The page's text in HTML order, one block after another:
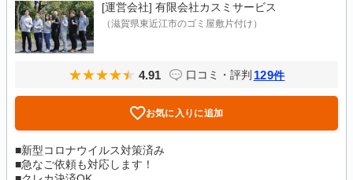
[運営会社] 有限会社カスミサービス
（滋賀県東近江市のゴミ屋敷片付け）
4.91 口コミ・評判 129件
お気に入りに追加
■新型コロナウイルス対策済み
■急なご依頼も対応します！